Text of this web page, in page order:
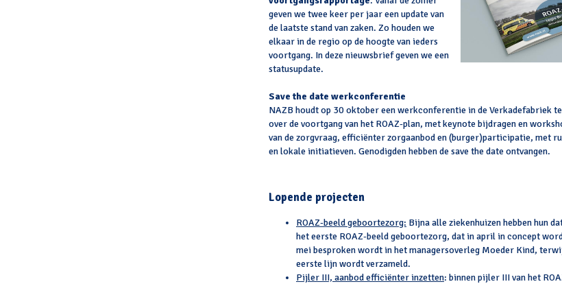
geven we twee keer per jaar een update van
de laatste stand van zaken. Zo houden we
elkaar in de regio op de hoogte van ieders
voortgang. In deze nieuwsbrief geven we een
statusupdate.
Save the date werkconferentie
NAZB houdt op 30 oktober een werkconferentie in de Verkadefabriek
over de voortgang van het ROAZ-plan, met keynote bijdragen en
van de zorgvraag, efficiënter zorgaanbod en (burger)participatie, met
en lokale initiatieven. Genodigden hebben de save the date ontvangen.
Lopende projecten
ROAZ-beeld geboortezorg: Bijna alle ziekenhuizen hebben hun
het eerste ROAZ-beeld geboortezorg, dat in april in concept
mei besproken wordt in het managersoverleg Moeder Kind,
eerste lijn wordt verzameld.
Pijler III, aanbod efficiënter inzetten: binnen pijler III van het